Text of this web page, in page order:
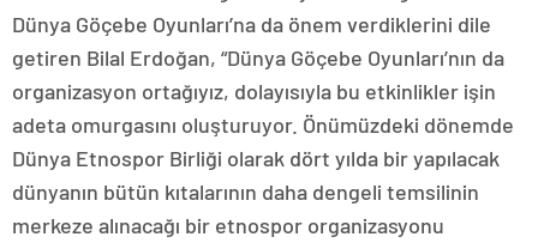
Dünya Göçebe Oyunları’na da önem verdiklerini dile
getiren Bilal Erdoğan, “Dünya Göçebe Oyunları’nın da
organizasyon ortağıyız, dolayısıyla bu etkinlikler işin
adeta omurgasını oluşturuyor. Önümüzdeki dönemde
Dünya Etnospor Birliği olarak dört yılda bir yapılacak
dünyanın bütün kıtalarının daha dengeli temsilinin
merkeze alınacağı bir etnospor organizasyonu